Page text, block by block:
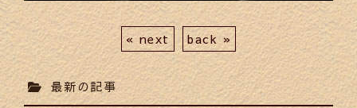
« next back »
最新の記事